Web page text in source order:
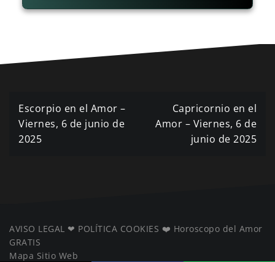
Navegación
de
Escorpio en el Amor –
Viernes, 6 de junio de
2025
Capricornio en el
Amor – Viernes, 6 de
junio de 2025
AVISO LEGAL ❤ ️ POLÍTICA COOKIES ❤️ Horoscopo del Amor
GRATIS
Mapa Sitio Web